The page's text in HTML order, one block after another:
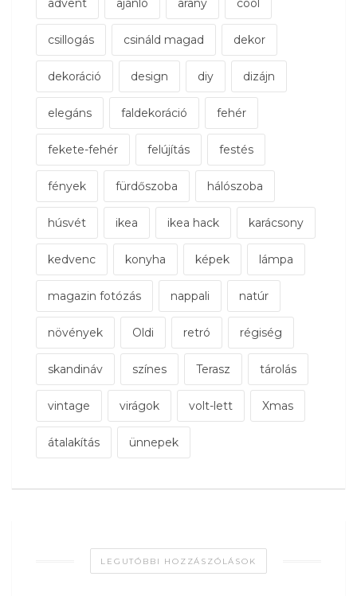
csillogás csináld magad dekor
dekoráció design diy dizájn
elegáns faldekoráció fehér
fekete-fehér felújítás festés
fények fürdőszoba hálószoba
húsvét ikea ikea hack karácsony
kedvenc konyha képek lámpa
magazin fotózás nappali natúr
növények Oldi retró régiség
skandináv színes Terasz tárolás
vintage virágok volt-lett Xmas
átalakítás ünnepek
LEGUTÓBBI HOZZÁSZÓLÁSOK